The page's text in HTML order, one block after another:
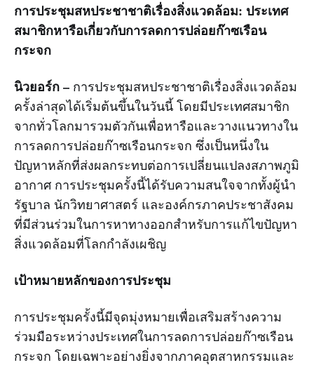
การประชุมสหประชาชาติเรื่องสิ่งแวดล้อม: ประเทศ
สมาชิกหารือเกี่ยวกับการลดการปล่อยก๊าซเรือน
กระจก
นิวยอร์ก – การประชุมสหประชาชาติเรื่องสิ่งแวดล้อม
ครั้งล่าสุดได้เริ่มต้นขึ้นในวันนี้ โดยมีประเทศสมาชิก
จากทั่วโลกมารวมตัวกันเพื่อหารือและวางแนวทางใน
การลดการปล่อยก๊าซเรือนกระจก ซึ่งเป็นหนึ่งใน
ปัญหาหลักที่ส่งผลกระทบต่อการเปลี่ยนแปลงสภาพภูมิ
อากาศ การประชุมครั้งนี้ได้รับความสนใจจากทั้งผู้นำ
รัฐบาล นักวิทยาศาสตร์ และองค์กรภาคประชาสังคม
ที่มีส่วนร่วมในการหาทางออกสำหรับการแก้ไขปัญหา
สิ่งแวดล้อมที่โลกกำลังเผชิญ
เป้าหมายหลักของการประชุม
การประชุมครั้งนี้มีจุดมุ่งหมายเพื่อเสริมสร้างความ
ร่วมมือระหว่างประเทศในการลดการปล่อยก๊าซเรือน
กระจก โดยเฉพาะอย่างยิ่งจากภาคอุตสาหกรรมและ